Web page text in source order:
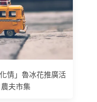
情」魯冰花推廣活
夫市集